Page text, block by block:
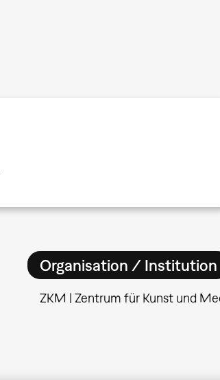
Organisation / Institution
ZKM | Zentrum für Kunst und